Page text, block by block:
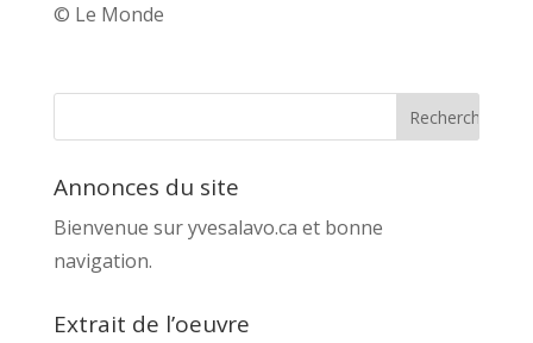
© Le Monde
Annonces du site
Bienvenue sur yvesalavo.ca et bonne
navigation.
Extrait de l’oeuvre